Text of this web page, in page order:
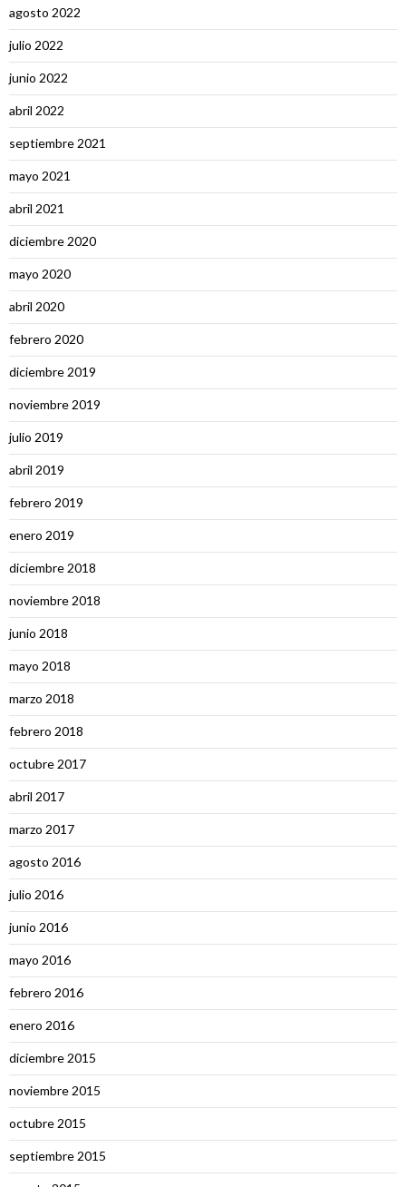
agosto 2022
julio 2022
junio 2022
abril 2022
septiembre 2021
mayo 2021
abril 2021
diciembre 2020
mayo 2020
abril 2020
febrero 2020
diciembre 2019
noviembre 2019
julio 2019
abril 2019
febrero 2019
enero 2019
diciembre 2018
noviembre 2018
junio 2018
mayo 2018
marzo 2018
febrero 2018
octubre 2017
abril 2017
marzo 2017
agosto 2016
julio 2016
junio 2016
mayo 2016
febrero 2016
enero 2016
diciembre 2015
noviembre 2015
octubre 2015
septiembre 2015